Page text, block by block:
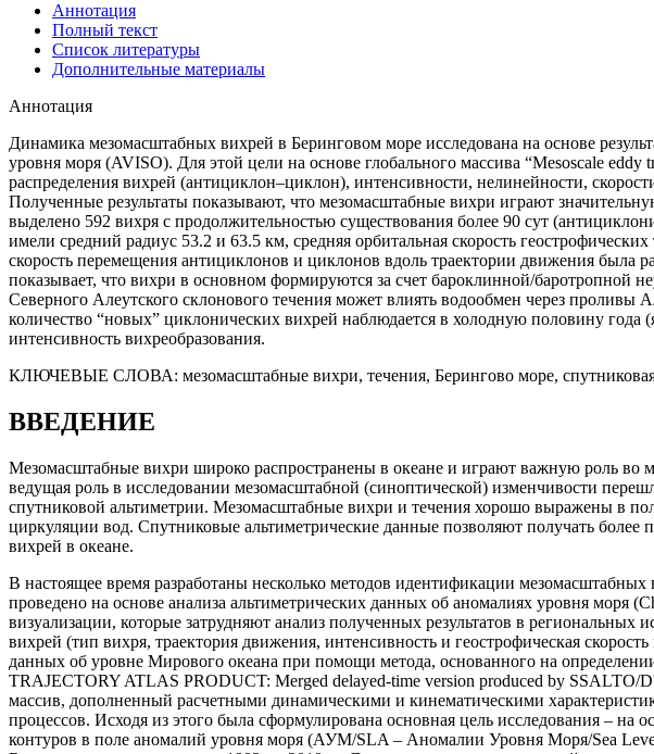
Аннотация
Полный текст
Список литературы
Дополнительные материалы
Аннотация
Динамика мезомасштабных вихрей в Беринговом море исследована на основе
уровня моря (AVISO). Для этой цели на основе глобального массива “Mesoscale
распределения вихрей (антициклон–циклон), интенсивности, нелинейности,
Полученные результаты показывают, что мезомасштабные вихри играют
выделено 592 вихря с продолжительностью существования более 90 сут
имели средний радиус 53.2 и 63.5 км, средняя орбитальная скорость
скорость перемещения антициклонов и циклонов вдоль траектории движения была
показывает, что вихри в основном формируются за счет бароклинной/баротропной
Северного Алеутского склонового течения может влиять водообмен через
количество “новых” циклонических вихрей наблюдается в холодную половину
интенсивность вихреобразования.
КЛЮЧЕВЫЕ СЛОВА: мезомасштабные вихри, течения, Берингово море,
ВВЕДЕНИЕ
Мезомасштабные вихри широко распространены в океане и играют важную роль во
ведущая роль в исследовании мезомасштабной (синоптической) изменчивости
спутниковой альтиметрии. Мезомасштабные вихри и течения хорошо выражены в
циркуляции вод. Спутниковые альтиметрические данные позволяют получать
вихрей в океане.
В настоящее время разработаны несколько методов идентификации
проведено на основе анализа альтиметрических данных об аномалиях уровня моря
визуализации, которые затрудняют анализ полученных результатов в
вихрей (тип вихря, траектория движения, интенсивность и геострофическая
данных об уровне Мирового океана при помощи метода, основанного на
TRAJECTORY ATLAS PRODUCT: Merged delayed-time version produced by SSALTO/
массив, дополненный расчетными динамическими и кинематическими
процессов. Исходя из этого была сформулирована основная цель исследования –
контуров в поле аномалий уровня моря (АУМ/SLA – Аномалии Уровня Моря/Sea